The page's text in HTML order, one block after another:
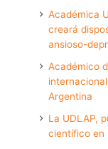
Académica
creará
ansioso-
Académico
Argentina
La UDLAP,
científico en